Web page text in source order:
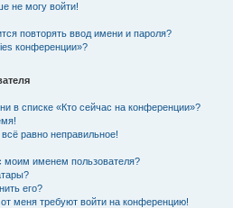
не могу войти!
повторять ввод имени и пароля?
конференции»?
в списке «Кто сейчас на конференции»?
равно неправильное!
моим именем пользователя?
его?
меня требуют войти на конференцию!